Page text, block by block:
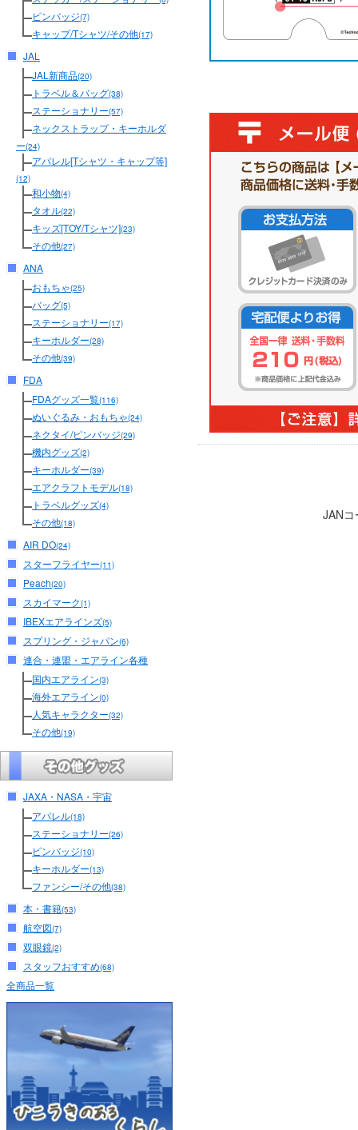
ピンバッジ(7)
キャップ/Tシャツ/その他(17)
JAL
JAL新商品(20)
トラベル＆バッグ(38)
ステーショナリー(57)
ネックストラップ・キーホルダ
ー(24)
アパレル[Tシャツ・キャップ等]
(12)
和小物(4)
タオル(22)
キッズ[TOY/Tシャツ](23)
その他(27)
ANA
おもちゃ(25)
バッグ(5)
ステーショナリー(17)
キーホルダー(28)
その他(39)
FDA
FDAグッズ一覧(116)
ぬいぐるみ・おもちゃ(24)
ネクタイ/ピンバッジ(29)
機内グッズ(2)
キーホルダー(39)
エアクラフトモデル(18)
トラベルグッズ(4)
その他(18)
AIR DO(24)
スターフライヤー(11)
Peach(20)
スカイマーク(1)
IBEXエアラインズ(5)
スプリング・ジャパン(6)
連合・連盟・エアライン各種
国内エアライン(3)
海外エアライン(0)
人気キャラクター(32)
その他(19)
JAXA・NASA・宇宙
アパレル(18)
ステーショナリー(26)
ピンバッジ(10)
キーホルダー(13)
ファンシー/その他(38)
本・書籍(53)
航空図(7)
双眼鏡(2)
スタッフおすすめ(68)
全商品一覧
JAN